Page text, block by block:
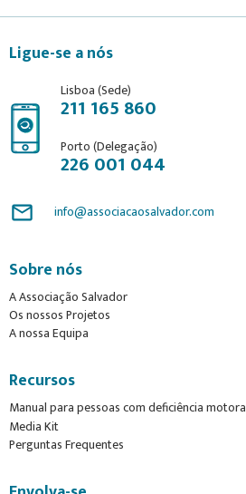
Ligue-se a nós
Lisboa (Sede)
211 165 860
Porto (Delegação)
226 001 044
mail_outline info@associacaosalvador.com
Sobre nós
A Associação Salvador
Os nossos Projetos
A nossa Equipa
Recursos
Manual para pessoas com deficiência motora
Media Kit
Perguntas Frequentes